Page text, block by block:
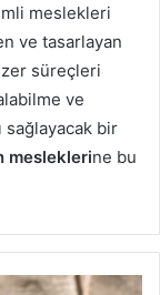
meslekleri
ve tasarlayan
süreçleri
ve
sağlayacak bir
mesleklerine bu